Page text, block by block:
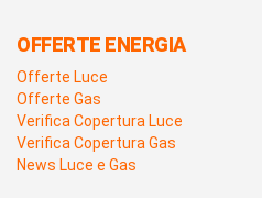
OFFERTE ENERGIA
Offerte Luce
Offerte Gas
Verifica Copertura Luce
Verifica Copertura Gas
News Luce e Gas